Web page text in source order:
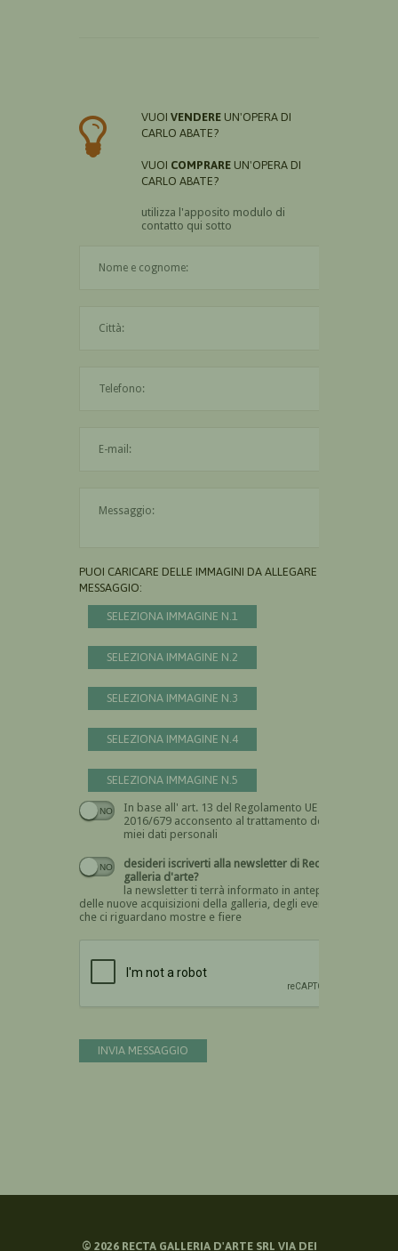
VUOI VENDERE UN'OPERA DI
CARLO ABATE?
VUOI COMPRARE UN'OPERA DI
CARLO ABATE?
utilizza l'apposito modulo di
contatto qui sotto
PUOI CARICARE DELLE IMMAGINI DA ALLEGARE AL
MESSAGGIO:
SELEZIONA IMMAGINE N.1
SELEZIONA IMMAGINE N.2
SELEZIONA IMMAGINE N.3
SELEZIONA IMMAGINE N.4
SELEZIONA IMMAGINE N.5
In base all' art. 13 del Regolamento UE n.
2016/679 acconsento al trattamento dei
miei dati personali
Devi dare il consenso
desideri iscriverti alla newsletter di Recta
galleria d'arte?
la newsletter ti terrà informato in anteprima
delle nuove acquisizioni della galleria, degli eventi
che ci riguardano mostre e fiere
INVIA MESSAGGIO
© 2026RECTA GALLERIA D'ARTE SRL VIA DEI